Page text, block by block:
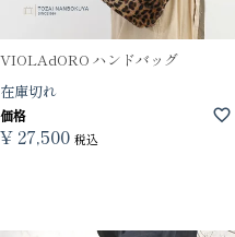
VIOLAdORO ハンドバッグ
在庫切れ
価格
¥27,500 税込